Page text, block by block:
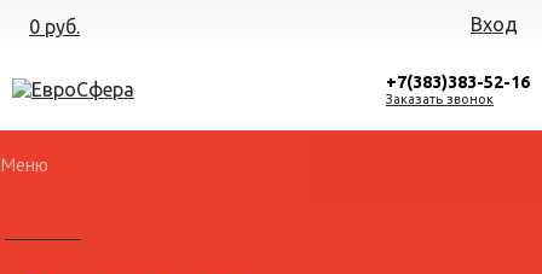
0 руб. Вход
+7(383)383-52-16
Заказать звонок
Меню